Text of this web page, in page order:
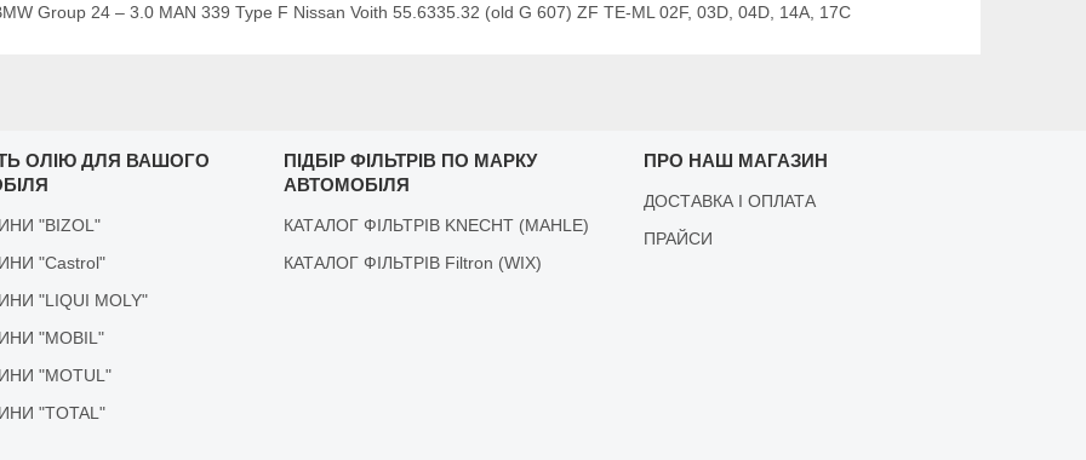
Group 24 – 3.0 MAN 339 Type F Nissan Voith 55.6335.32 (old G 607) ZF TE-ML 02F, 03D, 04D, 14A, 17C
ОЛІЮ ДЛЯ ВАШОГО
"BIZOL"
"Castrol"
"LIQUI MOLY"
"MOBIL"
"MOTUL"
"TOTAL"
ПІДБІР ФІЛЬТРІВ ПО МАРКУ
АВТОМОБІЛЯ
КАТАЛОГ ФІЛЬТРІВ KNECHT (MAHLE)
КАТАЛОГ ФІЛЬТРІВ Filtron (WIX)
ПРО НАШ МАГАЗИН
ДОСТАВКА І ОПЛАТА
ПРАЙСИ